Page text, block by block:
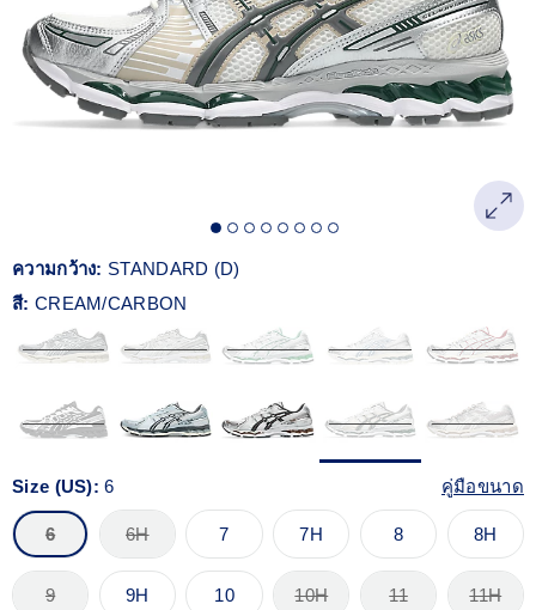
ลิงก์
หน้า
เดียวกัน
ความกว้าง: STANDARD (D)
สี: CREAM/CARBON
Size (US):6 คู่มือขนาด
6 6H 7 7H 8 8H
9 9H 10 10H 11 11H